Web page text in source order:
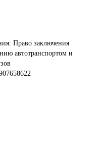
Право заключения
автотранспортом и